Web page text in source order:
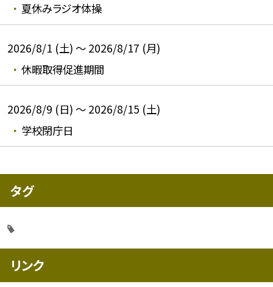
夏休みラジオ体操
2026/8/1 (土) ～ 2026/8/17 (月)
休暇取得促進期間
2026/8/9 (日) ～ 2026/8/15 (土)
学校閉庁日
タグ
リンク